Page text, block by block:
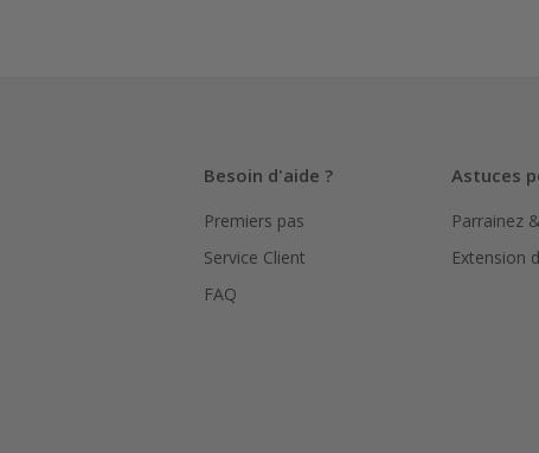
Besoin d'aide ?
Premiers pas
Service Client
FAQ
Astuces
Parrainez
Extension